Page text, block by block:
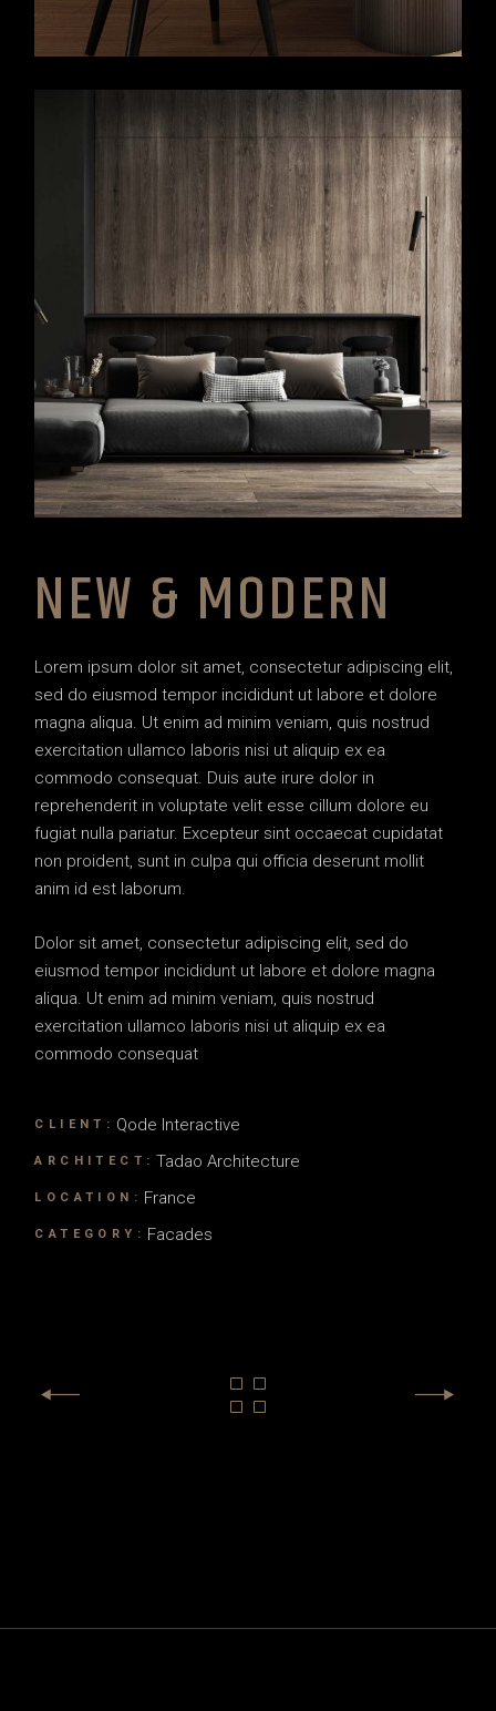
NEW & MODERN
Lorem ipsum dolor sit amet, consectetur adipiscing elit,
sed do eiusmod tempor incididunt ut labore et dolore
magna aliqua. Ut enim ad minim veniam, quis nostrud
exercitation ullamco laboris nisi ut aliquip ex ea
commodo consequat. Duis aute irure dolor in
reprehenderit in voluptate velit esse cillum dolore eu
fugiat nulla pariatur. Excepteur sint occaecat cupidatat
non proident, sunt in culpa qui officia deserunt mollit
anim id est laborum.
Dolor sit amet, consectetur adipiscing elit, sed do
eiusmod tempor incididunt ut labore et dolore magna
aliqua. Ut enim ad minim veniam, quis nostrud
exercitation ullamco laboris nisi ut aliquip ex ea
commodo consequat
CLIENT: Qode Interactive
ARCHITECT: Tadao Architecture
LOCATION: France
CATEGORY: Facades